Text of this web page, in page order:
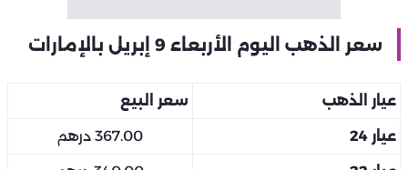
سعر الذهب اليوم الأربعاء 9 إبريل بالإمارات
عيار الذهب سعر البيع
عيار 24 367.00 درهم